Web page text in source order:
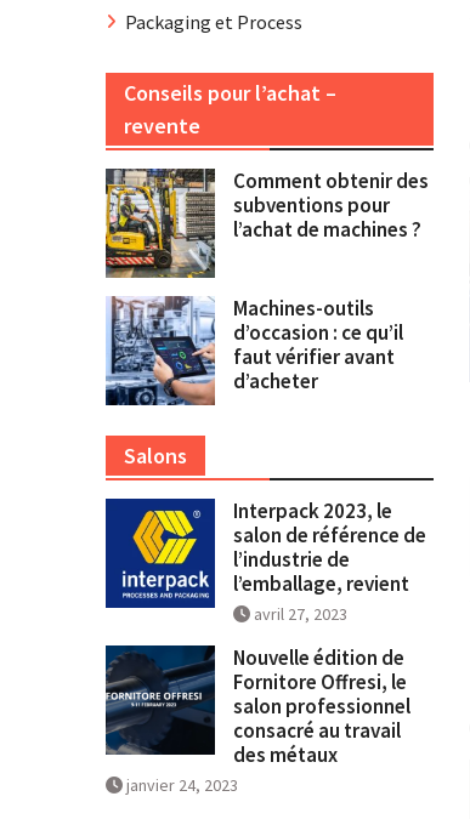
Packaging et Process
Conseils pour l’achat –
revente
Comment obtenir des
subventions pour
l’achat de machines ?
Machines-outils
d’occasion : ce qu’il
faut vérifier avant
d’acheter
Salons
Interpack 2023, le
salon de référence de
l’industrie de
l’emballage, revient
avril 27, 2023
Nouvelle édition de
Fornitore Offresi, le
salon professionnel
consacré au travail
des métaux
janvier 24, 2023